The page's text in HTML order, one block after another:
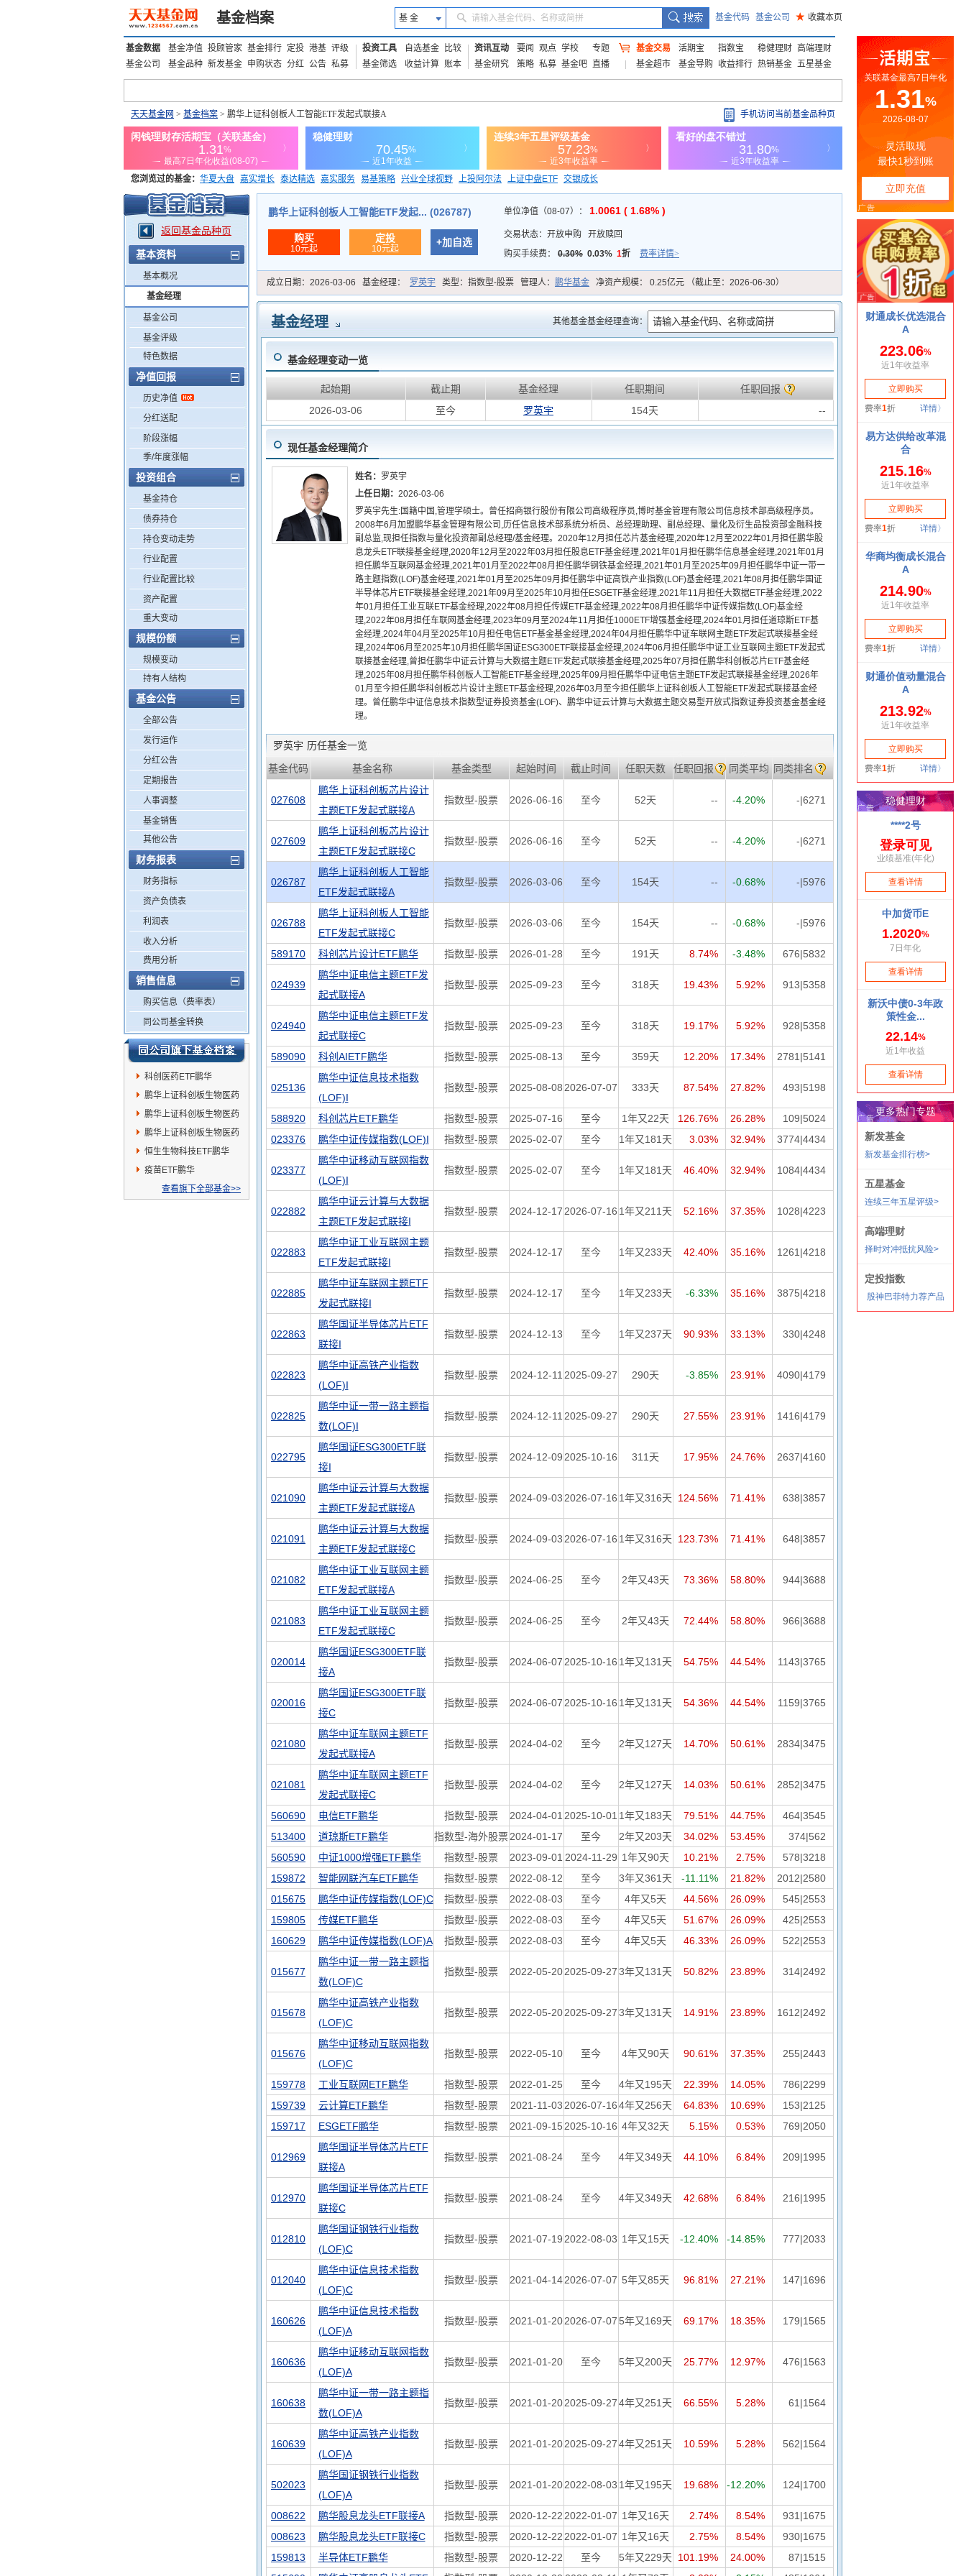
基金档案 基 金 请输入基金代码、名称或简拼 基金代码 基金公司 ★ 收藏本页
基金数据 基金净值 投顾管家 基金排行 定投 港基 评级
基金公司
基金品种 新发基金 申购状态 分红 公告 私募
投资工具 自选基金
比较
基金筛选
收益计算 账本
资讯互动 要闻 观点 学校
专题
基金研究
策略 私募 基金吧 直播
基金交易 活期宝 指数宝 稳健理财 高端理财
基金超市
基金导购 收益排行 热销基金 五星基金
天天基金网 > 基金档案 > 鹏华上证科创板人工智能ETF发起式联接A 手机访问当前基金品种页
您浏览过的基金： 华夏大盘 嘉实增长 泰达精选 嘉实服务 易基策略 兴业全球视野 上投阿尔法 上证中盘ETF 交银成长
添富优势 华安宏利 上证180价值ETF
返回基金品种页
基本资料
基本概况
基金经理
基金公司
基金评级
特色数据
净值回报
历史净值
分红送配
阶段涨幅
季/年度涨幅
投资组合
基金持仓
债券持仓
持仓变动走势
行业配置
行业配置比较
资产配置
重大变动
规模份额
规模变动
持有人结构
基金公告
全部公告
发行运作
分红公告
定期报告
人事调整
基金销售
其他公告
财务报表
财务指标
资产负债表
利润表
收入分析
费用分析
销售信息
购买信息（费率表）
同公司基金转换
科创医药ETF鹏华
鹏华上证科创板生物医药
ETF发起式联接C
鹏华上证科创板生物医药
ETF发起式联接A
鹏华上证科创板生物医药
ETF发起式联接I
恒生生物科技ETF鹏华
疫苗ETF鹏华
查看旗下全部基金>>
鹏华上证科创板人工智能ETF发起... (026787)
购买
10元起
定投
10元起
+加自选
单位净值（08-07）： 1.0061 ( 1.68% )
交易状态： 开放申购
开放赎回
购买手续费： 0.30% 0.03% 1折 费率详情>
成立日期： 2026-03-06 基金经理： 罗英宇 类型： 指数型-股票 管理人： 鹏华基金 净资产规模： 0.25亿元 （截止至：2026-06-30）
基金经理 其他基金基金经理查询：
基金经理变动一览
起始期 截止期 基金经理 任职期间
任职回报
2026-03-06
至今 罗英宇 154天 --
现任基金经理简介
姓名： 罗英宇
上任日期： 2026-03-06
罗英宇先生:国籍中国,管理学硕士。曾任招商银行股份有限公司高级程序员,博时基金管理有限公司信息技术部高级程序员。
2008年6月加盟鹏华基金管理有限公司,历任信息技术部系统分析员、总经理助理、副总经理、量化及衍生品投资部金融科技
副总监,现担任指数与量化投资部副总经理/基金经理。2020年12月担任芯片基金经理,2020年12月至2022年01月担任鹏华股
息龙头ETF联接基金经理,2020年12月至2022年03月担任股息ETF基金经理,2021年01月担任鹏华信息基金经理,2021年01月
担任鹏华互联网基金经理,2021年01月至2022年08月担任鹏华钢铁基金经理,2021年01月至2025年09月担任鹏华中证一带一
路主题指数(LOF)基金经理,2021年01月至2025年09月担任鹏华中证高铁产业指数(LOF)基金经理,2021年08月担任鹏华国证
半导体芯片ETF联接基金经理,2021年09月至2025年10月担任ESGETF基金经理,2021年11月担任大数据ETF基金经理,2022
年01月担任工业互联ETF基金经理,2022年08月担任传媒ETF基金经理,2022年08月担任鹏华中证传媒指数(LOF)基金经
理,2022年08月担任车联网基金经理,2023年09月至2024年11月担任1000ETF增强基金经理,2024年01月担任道琼斯ETF基
金经理,2024年04月至2025年10月担任电信ETF基金基金经理,2024年04月担任鹏华中证车联网主题ETF发起式联接基金经
理,2024年06月至2025年10月担任鹏华国证ESG300ETF联接基金经理,2024年06月担任鹏华中证工业互联网主题ETF发起式
联接基金经理,曾担任鹏华中证云计算与大数据主题ETF发起式联接基金经理,2025年07月担任鹏华科创板芯片ETF基金经
理,2025年08月担任鹏华科创板人工智能ETF基金经理,2025年09月担任鹏华中证电信主题ETF发起式联接基金经理,2026年
01月至今担任鹏华科创板芯片设计主题ETF基金经理,2026年03月至今担任鹏华上证科创板人工智能ETF发起式联接基金经
理。曾任鹏华中证信息技术指数型证券投资基金(LOF)、鹏华中证云计算与大数据主题交易型开放式指数证券投资基金基金经
理。
罗英宇 历任基金一览
基金代码
基金名称 基金类型 起始时间 截止时间 任职天数 任职回报 同类平均 同类排名
027608
鹏华上证科创板芯片设计
主题ETF发起式联接A
指数型-股票 2026-06-16 至今 52天 -- -4.20% -|6271
027609
鹏华上证科创板芯片设计
主题ETF发起式联接C
指数型-股票 2026-06-16 至今 52天 -- -4.20% -|6271
026787
鹏华上证科创板人工智能
ETF发起式联接A
指数型-股票 2026-03-06 至今 154天 -- -0.68% -|5976
026788
鹏华上证科创板人工智能
ETF发起式联接C
指数型-股票 2026-03-06 至今 154天 -- -0.68% -|5976
589170 科创芯片设计ETF鹏华 指数型-股票 2026-01-28 至今 191天 8.74% -3.48% 676|5832
024939
鹏华中证电信主题ETF发
起式联接A
指数型-股票 2025-09-23 至今 318天 19.43% 5.92% 913|5358
024940
鹏华中证电信主题ETF发
起式联接C
指数型-股票 2025-09-23 至今 318天 19.17% 5.92% 928|5358
589090 科创AIETF鹏华 指数型-股票 2025-08-13 至今 359天 12.20% 17.34% 2781|5141
025136
鹏华中证信息技术指数
(LOF)I
指数型-股票 2025-08-08 2026-07-07 333天 87.54% 27.82% 493|5198
588920 科创芯片ETF鹏华 指数型-股票 2025-07-16 至今 1年又22天 126.76% 26.28%
109|5024
023376
鹏华中证传媒指数(LOF)I 指数型-股票 2025-02-07 至今 1年又181天 3.03% 32.94% 3774|4434
023377
鹏华中证移动互联网指数
(LOF)I
指数型-股票 2025-02-07 至今 1年又181天 46.40% 32.94% 1084|4434
022882
鹏华中证云计算与大数据
主题ETF发起式联接I
指数型-股票 2024-12-17 2026-07-16 1年又211天 52.16% 37.35% 1028|4223
022883
鹏华中证工业互联网主题
ETF发起式联接I
指数型-股票 2024-12-17 至今 1年又233天 42.40% 35.16% 1261|4218
022885
鹏华中证车联网主题ETF
发起式联接I
指数型-股票 2024-12-17 至今 1年又233天 -6.33% 35.16% 3875|4218
022863
鹏华国证半导体芯片ETF
联接I
指数型-股票 2024-12-13 至今 1年又237天 90.93% 33.13% 330|4248
022823
鹏华中证高铁产业指数
(LOF)I
指数型-股票 2024-12-11 2025-09-27 290天 -3.85% 23.91% 4090|4179
022825
鹏华中证一带一路主题指
数(LOF)I
指数型-股票 2024-12-11 2025-09-27 290天 27.55% 23.91% 1416|4179
022795
鹏华国证ESG300ETF联
接I
指数型-股票 2024-12-09 2025-10-16 311天 17.95% 24.76% 2637|4160
021090
鹏华中证云计算与大数据
主题ETF发起式联接A
指数型-股票 2024-09-03 2026-07-16 1年又316天 124.56% 71.41% 638|3857
021091
鹏华中证云计算与大数据
主题ETF发起式联接C
指数型-股票 2024-09-03 2026-07-16 1年又316天 123.73% 71.41% 648|3857
021082
鹏华中证工业互联网主题
ETF发起式联接A
指数型-股票 2024-06-25 至今 2年又43天 73.36% 58.80% 944|3688
021083
鹏华中证工业互联网主题
ETF发起式联接C
指数型-股票 2024-06-25 至今 2年又43天 72.44% 58.80% 966|3688
020014
鹏华国证ESG300ETF联
接A
指数型-股票 2024-06-07 2025-10-16 1年又131天 54.75% 44.54% 1143|3765
020016
鹏华国证ESG300ETF联
接C
指数型-股票 2024-06-07 2025-10-16 1年又131天 54.36% 44.54% 1159|3765
021080
鹏华中证车联网主题ETF
发起式联接A
指数型-股票 2024-04-02 至今 2年又127天 14.70% 50.61% 2834|3475
021081
鹏华中证车联网主题ETF
发起式联接C
指数型-股票 2024-04-02 至今 2年又127天 14.03% 50.61% 2852|3475
560690 电信ETF鹏华 指数型-股票 2024-04-01 2025-10-01 1年又183天 79.51% 44.75%
464|3545
513400
道琼斯ETF鹏华 指数型-海外股票2024-01-17 至今 2年又203天 34.02% 53.45%
374|562
560590
中证1000增强ETF鹏华 指数型-股票 2023-09-01 2024-11-29 1年又90天 10.21% 2.75%
578|3218
159872
智能网联汽车ETF鹏华 指数型-股票 2022-08-12 至今 3年又361天 -11.11% 21.82%
2012|2580
015675
鹏华中证传媒指数(LOF)C 指数型-股票 2022-08-03 至今 4年又5天 44.56% 26.09%
545|2553
159805
传媒ETF鹏华 指数型-股票 2022-08-03 至今 4年又5天 51.67% 26.09%
425|2553
160629
鹏华中证传媒指数(LOF)A 指数型-股票 2022-08-03 至今 4年又5天 46.33% 26.09% 522|2553
015677
鹏华中证一带一路主题指
数(LOF)C
指数型-股票 2022-05-202025-09-273年又131天 50.82% 23.89% 314|2492
015678
鹏华中证高铁产业指数
(LOF)C
指数型-股票 2022-05-202025-09-273年又131天 14.91% 23.89% 1612|2492
015676
鹏华中证移动互联网指数
(LOF)C
指数型-股票 2022-05-10 至今 4年又90天 90.61% 37.35% 255|2443
159778 工业互联网ETF鹏华 指数型-股票 2022-01-25 至今 4年又195天 22.39% 14.05%
786|2299
159739
云计算ETF鹏华 指数型-股票 2021-11-03 2026-07-164年又256天 64.83% 10.69%
153|2125
159717
ESGETF鹏华 指数型-股票 2021-09-15 2025-10-16 4年又32天 5.15% 0.53% 769|2050
012969
鹏华国证半导体芯片ETF
联接A
指数型-股票 2021-08-24 至今 4年又349天 44.10% 6.84% 209|1995
012970
鹏华国证半导体芯片ETF
联接C
指数型-股票 2021-08-24 至今 4年又349天 42.68% 6.84% 216|1995
012810
鹏华国证钢铁行业指数
(LOF)C
指数型-股票 2021-07-19 2022-08-03 1年又15天 -12.40% -14.85% 777|2033
012040
鹏华中证信息技术指数
(LOF)C
指数型-股票 2021-04-142026-07-07 5年又85天 96.81% 27.21% 147|1696
160626
鹏华中证信息技术指数
(LOF)A
指数型-股票 2021-01-202026-07-075年又169天 69.17% 18.35% 179|1565
160636
鹏华中证移动互联网指数
(LOF)A
指数型-股票 2021-01-20 至今 5年又200天 25.77% 12.97% 476|1563
160638
鹏华中证一带一路主题指
数(LOF)A
指数型-股票 2021-01-202025-09-274年又251天 66.55% 5.28% 61|1564
160639
鹏华中证高铁产业指数
(LOF)A
指数型-股票 2021-01-202025-09-274年又251天 10.59% 5.28% 562|1564
502023
鹏华国证钢铁行业指数
(LOF)A
指数型-股票 2021-01-202022-08-03 1年又195天 19.68% -12.20% 124|1700
008622 鹏华股息龙头ETF联接A 指数型-股票 2020-12-22 2022-01-07 1年又16天 2.74% 8.54%
931|1675
008623
鹏华股息龙头ETF联接C 指数型-股票 2020-12-22 2022-01-07 1年又16天 2.75% 8.54%
930|1675
159813
半导体ETF鹏华 指数型-股票 2020-12-22 至今 5年又229天 101.19% 24.00%
87|1515